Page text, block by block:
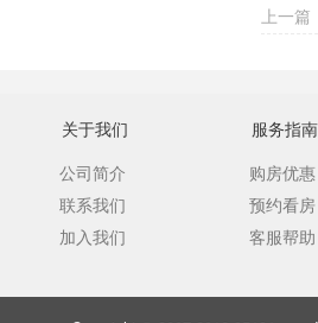
上一篇
关于我们
公司简介
联系我们
加入我们
服务指南
购房优惠
预约看房
客服帮助